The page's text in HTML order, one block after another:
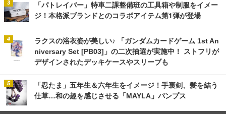
「パトレイバー」特車二課整備班の工具箱や制服をイメー
ジ！本格派ブランドとのコラボアイテム第1弾が登場
ラクスの浴衣姿が美しい♪ 「ガンダムカードゲーム 1st An
niversary Set [PB03]」の二次抽選が実施中！ ストフリが
デザインされたデッキケースやスリーブも
「忍たま」五年生＆六年生をイメージ！手裏剣、髪を結う
仕草…和の趣を感じさせる「MAYLA」パンプス